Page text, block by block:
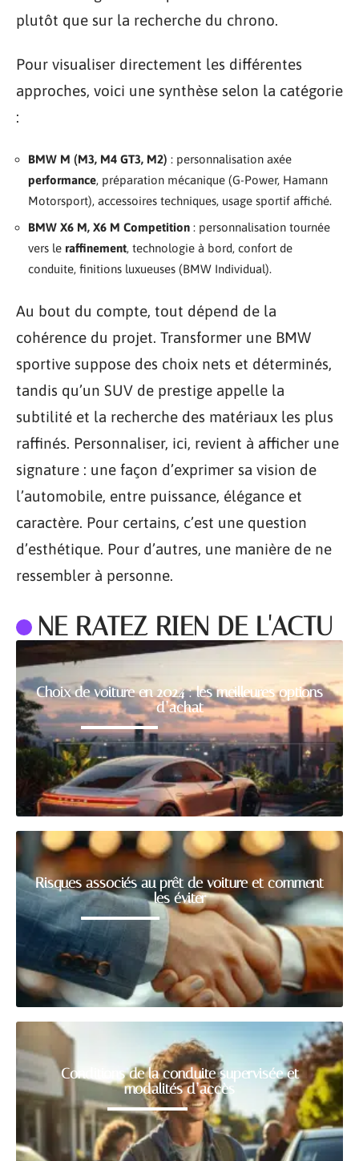
plutôt que sur la recherche du chrono.
Pour visualiser directement les différentes
approches, voici une synthèse selon la catégorie
:
BMW M (M3, M4 GT3, M2) : personnalisation axée
performance, préparation mécanique (G-Power, Hamann
Motorsport), accessoires techniques, usage sportif affiché.
BMW X6 M, X6 M Competition : personnalisation tournée
vers le raffinement, technologie à bord, confort de
conduite, finitions luxueuses (BMW Individual).
Au bout du compte, tout dépend de la
cohérence du projet. Transformer une BMW
sportive suppose des choix nets et déterminés,
tandis qu’un SUV de prestige appelle la
subtilité et la recherche des matériaux les plus
raffinés. Personnaliser, ici, revient à afficher une
signature : une façon d’exprimer sa vision de
l’automobile, entre puissance, élégance et
caractère. Pour certains, c’est une question
d’esthétique. Pour d’autres, une manière de ne
ressembler à personne.
NE RATEZ RIEN DE L'ACTU
Choix de voiture en 2024 : les meilleures options
d’achat
Risques associés au prêt de voiture et comment
les éviter
Conditions de la conduite supervisée et
modalités d’accès